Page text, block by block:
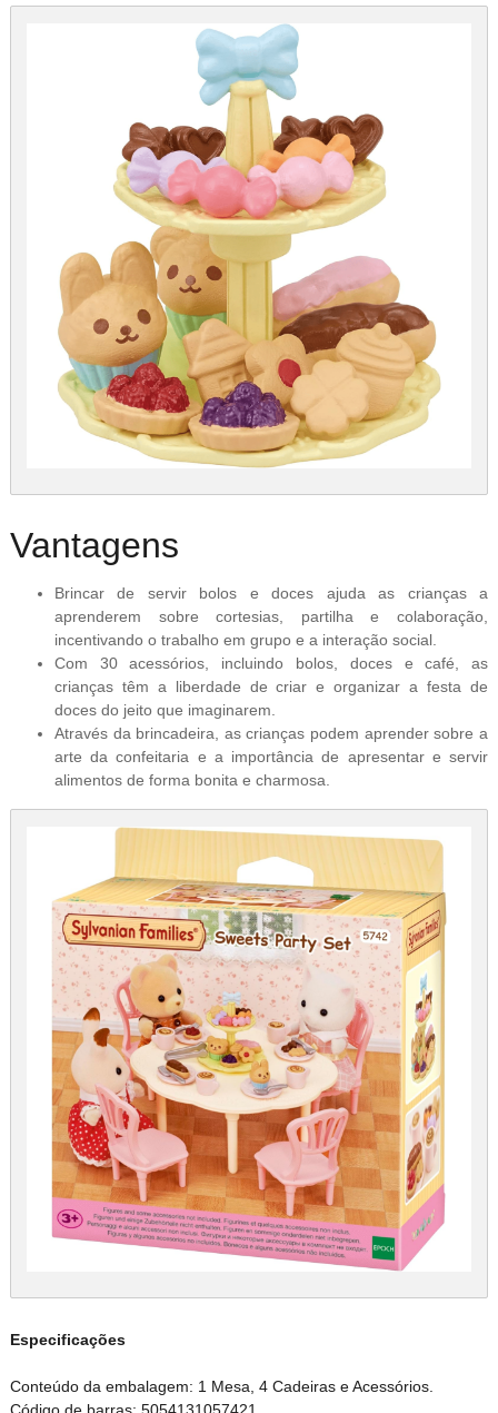
Vantagens
Brincar de servir bolos e doces ajuda as crianças a
aprenderem sobre cortesias, partilha e colaboração,
incentivando o trabalho em grupo e a interação social.
Com 30 acessórios, incluindo bolos, doces e café, as
crianças têm a liberdade de criar e organizar a festa de
doces do jeito que imaginarem.
Através da brincadeira, as crianças podem aprender sobre a
arte da confeitaria e a importância de apresentar e servir
alimentos de forma bonita e charmosa.
Especificações
Conteúdo da embalagem: 1 Mesa, 4 Cadeiras e Acessórios.